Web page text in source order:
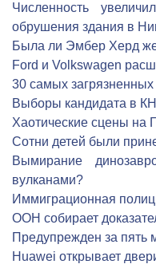
Численность
обрушения здания в
Была ли Эмбер Херд
Ford и Volkswagen
30 самых
Выборы кандидата в
Хаотические сцены на
Сотни детей были
Вымирание
вулканами?
Иммиграционная
ООН собирает
Предупрежден за пять
Huawei открывает